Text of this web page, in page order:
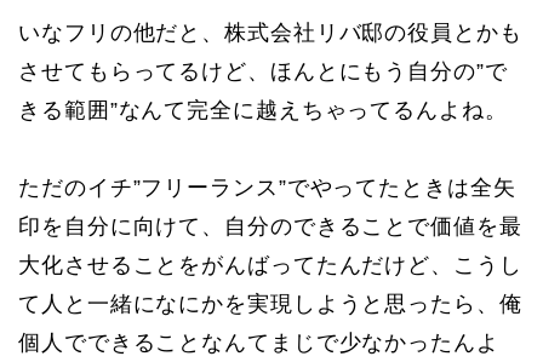
いなフリの他だと、株式会社リバ邸の役員とかも
させてもらってるけど、ほんとにもう自分の”で
きる範囲”なんて完全に越えちゃってるんよね。
ただのイチ”フリーランス”でやってたときは全矢
印を自分に向けて、自分のできることで価値を最
大化させることをがんばってたんだけど、こうし
て人と一緒になにかを実現しようと思ったら、俺
個人でできることなんてまじで少なかったんよ